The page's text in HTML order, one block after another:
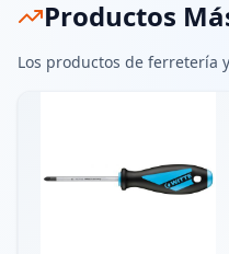
Productos
Los productos de ferretería